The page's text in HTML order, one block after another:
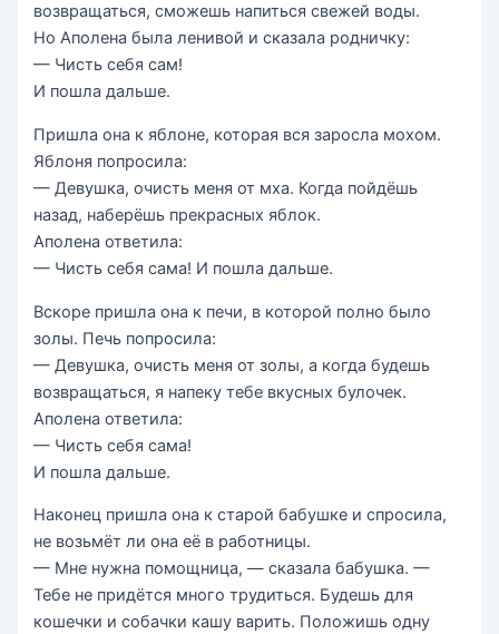
возвращаться, сможешь напиться свежей воды.
Но Аполена была ленивой и сказала родничку:
— Чисть себя сам!
И пошла дальше.
Пришла она к яблоне, которая вся заросла мохом.
Яблоня попросила:
— Девушка, очисть меня от мха. Когда пойдёшь
назад, наберёшь прекрасных яблок.
Аполена ответила:
— Чисть себя сама! И пошла дальше.
Вскоре пришла она к печи, в которой полно было
золы. Печь попросила:
— Девушка, очисть меня от золы, а когда будешь
возвращаться, я напеку тебе вкусных булочек.
Аполена ответила:
— Чисть себя сама!
И пошла дальше.
Наконец пришла она к старой бабушке и спросила,
не возьмёт ли она её в работницы.
— Мне нужна помощница, — сказала бабушка. —
Тебе не придётся много трудиться. Будешь для
кошечки и собачки кашу варить. Положишь одну